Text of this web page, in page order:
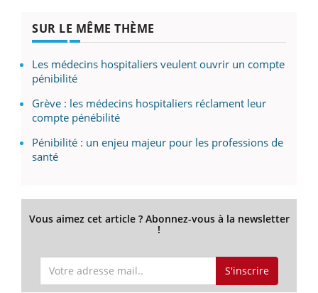
SUR LE MÊME THÈME
Les médecins hospitaliers veulent ouvrir un compte
pénibilité
Grève : les médecins hospitaliers réclament leur
compte pénébilité
Pénibilité : un enjeu majeur pour les professions de
santé
Vous aimez cet article ? Abonnez-vous à la newsletter
!
S'inscrire